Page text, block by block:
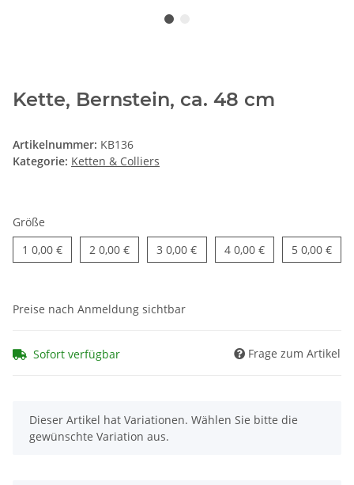
Kette, Bernstein, ca. 48 cm
Artikelnummer: KB136
Kategorie: Ketten & Colliers
Größe
11
0,00 € 22
0,00 € 33
0,00 € 4 4
0,00 € 5 5
0,00 €
Preise nach Anmeldung sichtbar
Sofort verfügbar Frage zum Artikel
x
Dieser Artikel hat Variationen. Wählen Sie bitte die
gewünschte Variation aus.